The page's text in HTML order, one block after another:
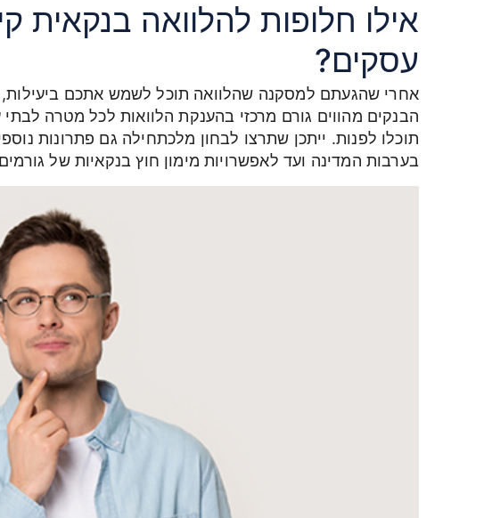
אילו חלופות להלוואה בנקאית
עסקים?
אחרי שהגעתם למסקנה שהלוואה תוכל לשמש אתכם ביעילות,
הבנקים מהווים גורם מרכזי בהענקת הלוואות לכל מטרה
תוכלו לפנות. ייתכן שתרצו לבחון מלכתחילה גם פתרונות
בערבות המדינה ועד לאפשרויות מימון חוץ בנקאיות של